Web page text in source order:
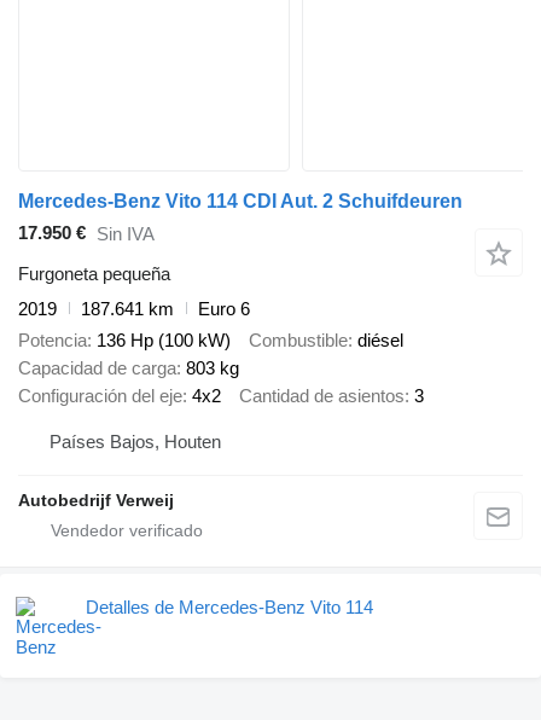
Mercedes-Benz Vito 114 CDI Aut. 2 Schuifdeuren
17.950 € Sin IVA
Furgoneta pequeña
2019
187.641 km
Euro 6
Potencia 136 Hp (100 kW) Combustible diésel
Capacidad de carga 803 kg
Configuración del eje 4x2 Cantidad de asientos 3
Países Bajos, Houten
Autobedrijf Verweij
Detalles de Mercedes-Benz Vito 114